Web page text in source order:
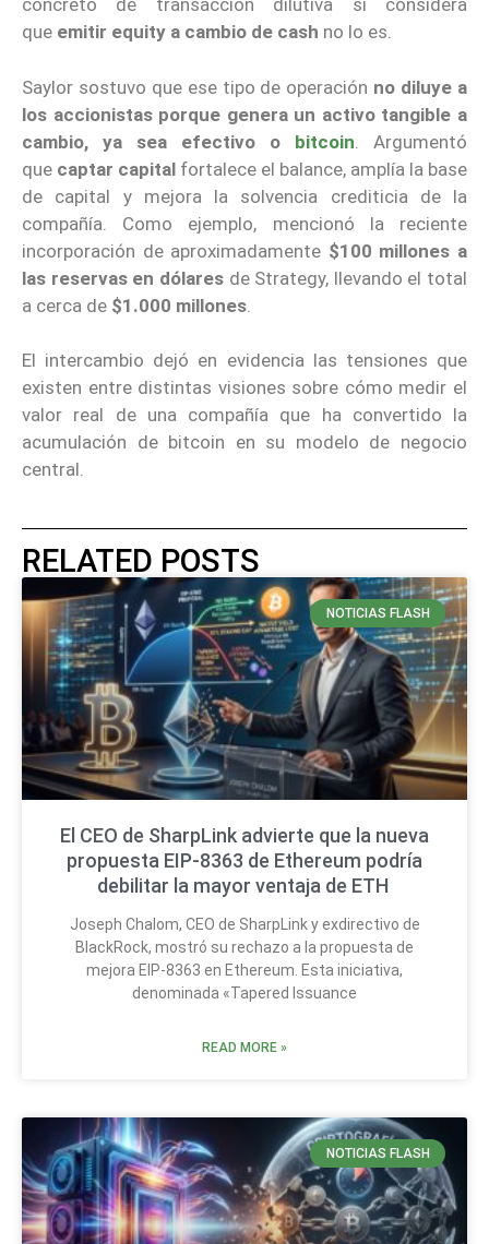
concreto de transacción dilutiva si considera
que emitir equity a cambio de cash no lo es.
Saylor sostuvo que ese tipo de operación no diluye a
los accionistas porque genera un activo tangible a
cambio, ya sea efectivo o bitcoin . Argumentó
que captar capital fortalece el balance, amplía la base
de capital y mejora la solvencia crediticia de la
compañía. Como ejemplo, mencionó la reciente
incorporación de aproximadamente $100 millones a
las reservas en dólaresde Strategy, llevando el total
a cerca de $1.000 millones
El intercambio dejó en evidencia las tensiones que
existen entre distintas visiones sobre cómo medir el
valor real de una compañía que ha convertido la
acumulación de bitcoin en su modelo de negocio
central.
RELATED POSTS
NOTICIAS FLASH
El CEO de SharpLink advierte que la nueva
propuesta EIP-8363 de Ethereum podría
debilitar la mayor ventaja de ETH
Joseph Chalom, CEO de SharpLink y exdirectivo de
BlackRock, mostró su rechazo a la propuesta de
mejora EIP-8363 en Ethereum. Esta iniciativa,
denominada «Tapered Issuance
READ MORE »
NOTICIAS FLASH